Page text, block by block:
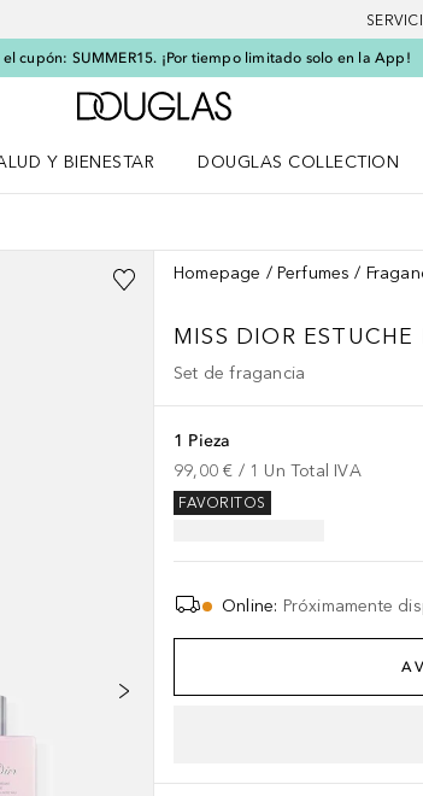
cupón: SUMMER15. ¡Por tiempo limitado solo en la App!
A Douglas Home
Y BIENESTAR
DOUGLAS COLLECTION
Homepage Perfumes
MISS DIOR
Set de fragancia
1 Pieza
99,00 € / 1 Un Total IVA
FAVORITOS
Online: Próximamente
Saltar Deslizador